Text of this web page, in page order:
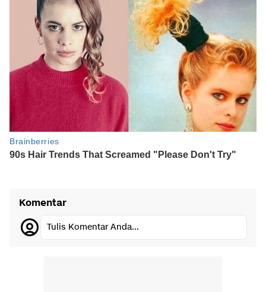
Komentar
Tulis Komentar Anda...